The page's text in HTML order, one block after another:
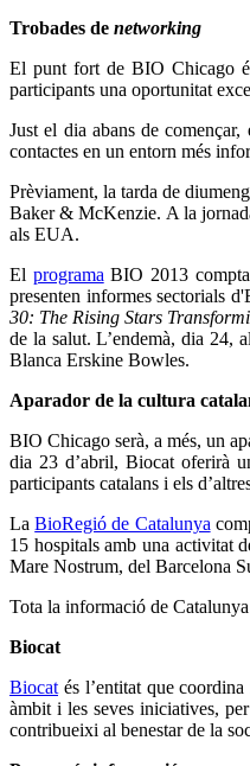
Trobades de networking
El punt fort de BIO Chicago
participants una oportunitat
Just el dia abans de començar,
contactes en un entorn més
Prèviament, la tarda de
Baker & McKenzie. A la
als EUA.
El programaBIO 2013 compta
presenten informes sectorials
30: The Rising Stars
de la salut. L’endemà, dia 24,
Blanca Erskine Bowles.
Aparador de la cultura
BIO Chicago serà, a més, un
dia 23 d’abril, Biocat oferirà
participants catalans i els
LaBioRegió de Catalunya
15 hospitals amb una activitat
Mare Nostrum, del Barcelona
Tota la informació de
Biocat
Biocatés l’entitat que
àmbit i les seves iniciatives,
contribueixi al benestar de la